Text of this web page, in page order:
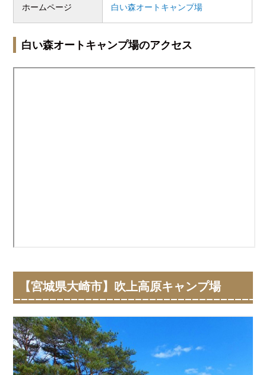
ホームページ 白い森オートキャンプ場
白い森オートキャンプ場のアクセス
【宮城県大崎市】吹上高原キャンプ場